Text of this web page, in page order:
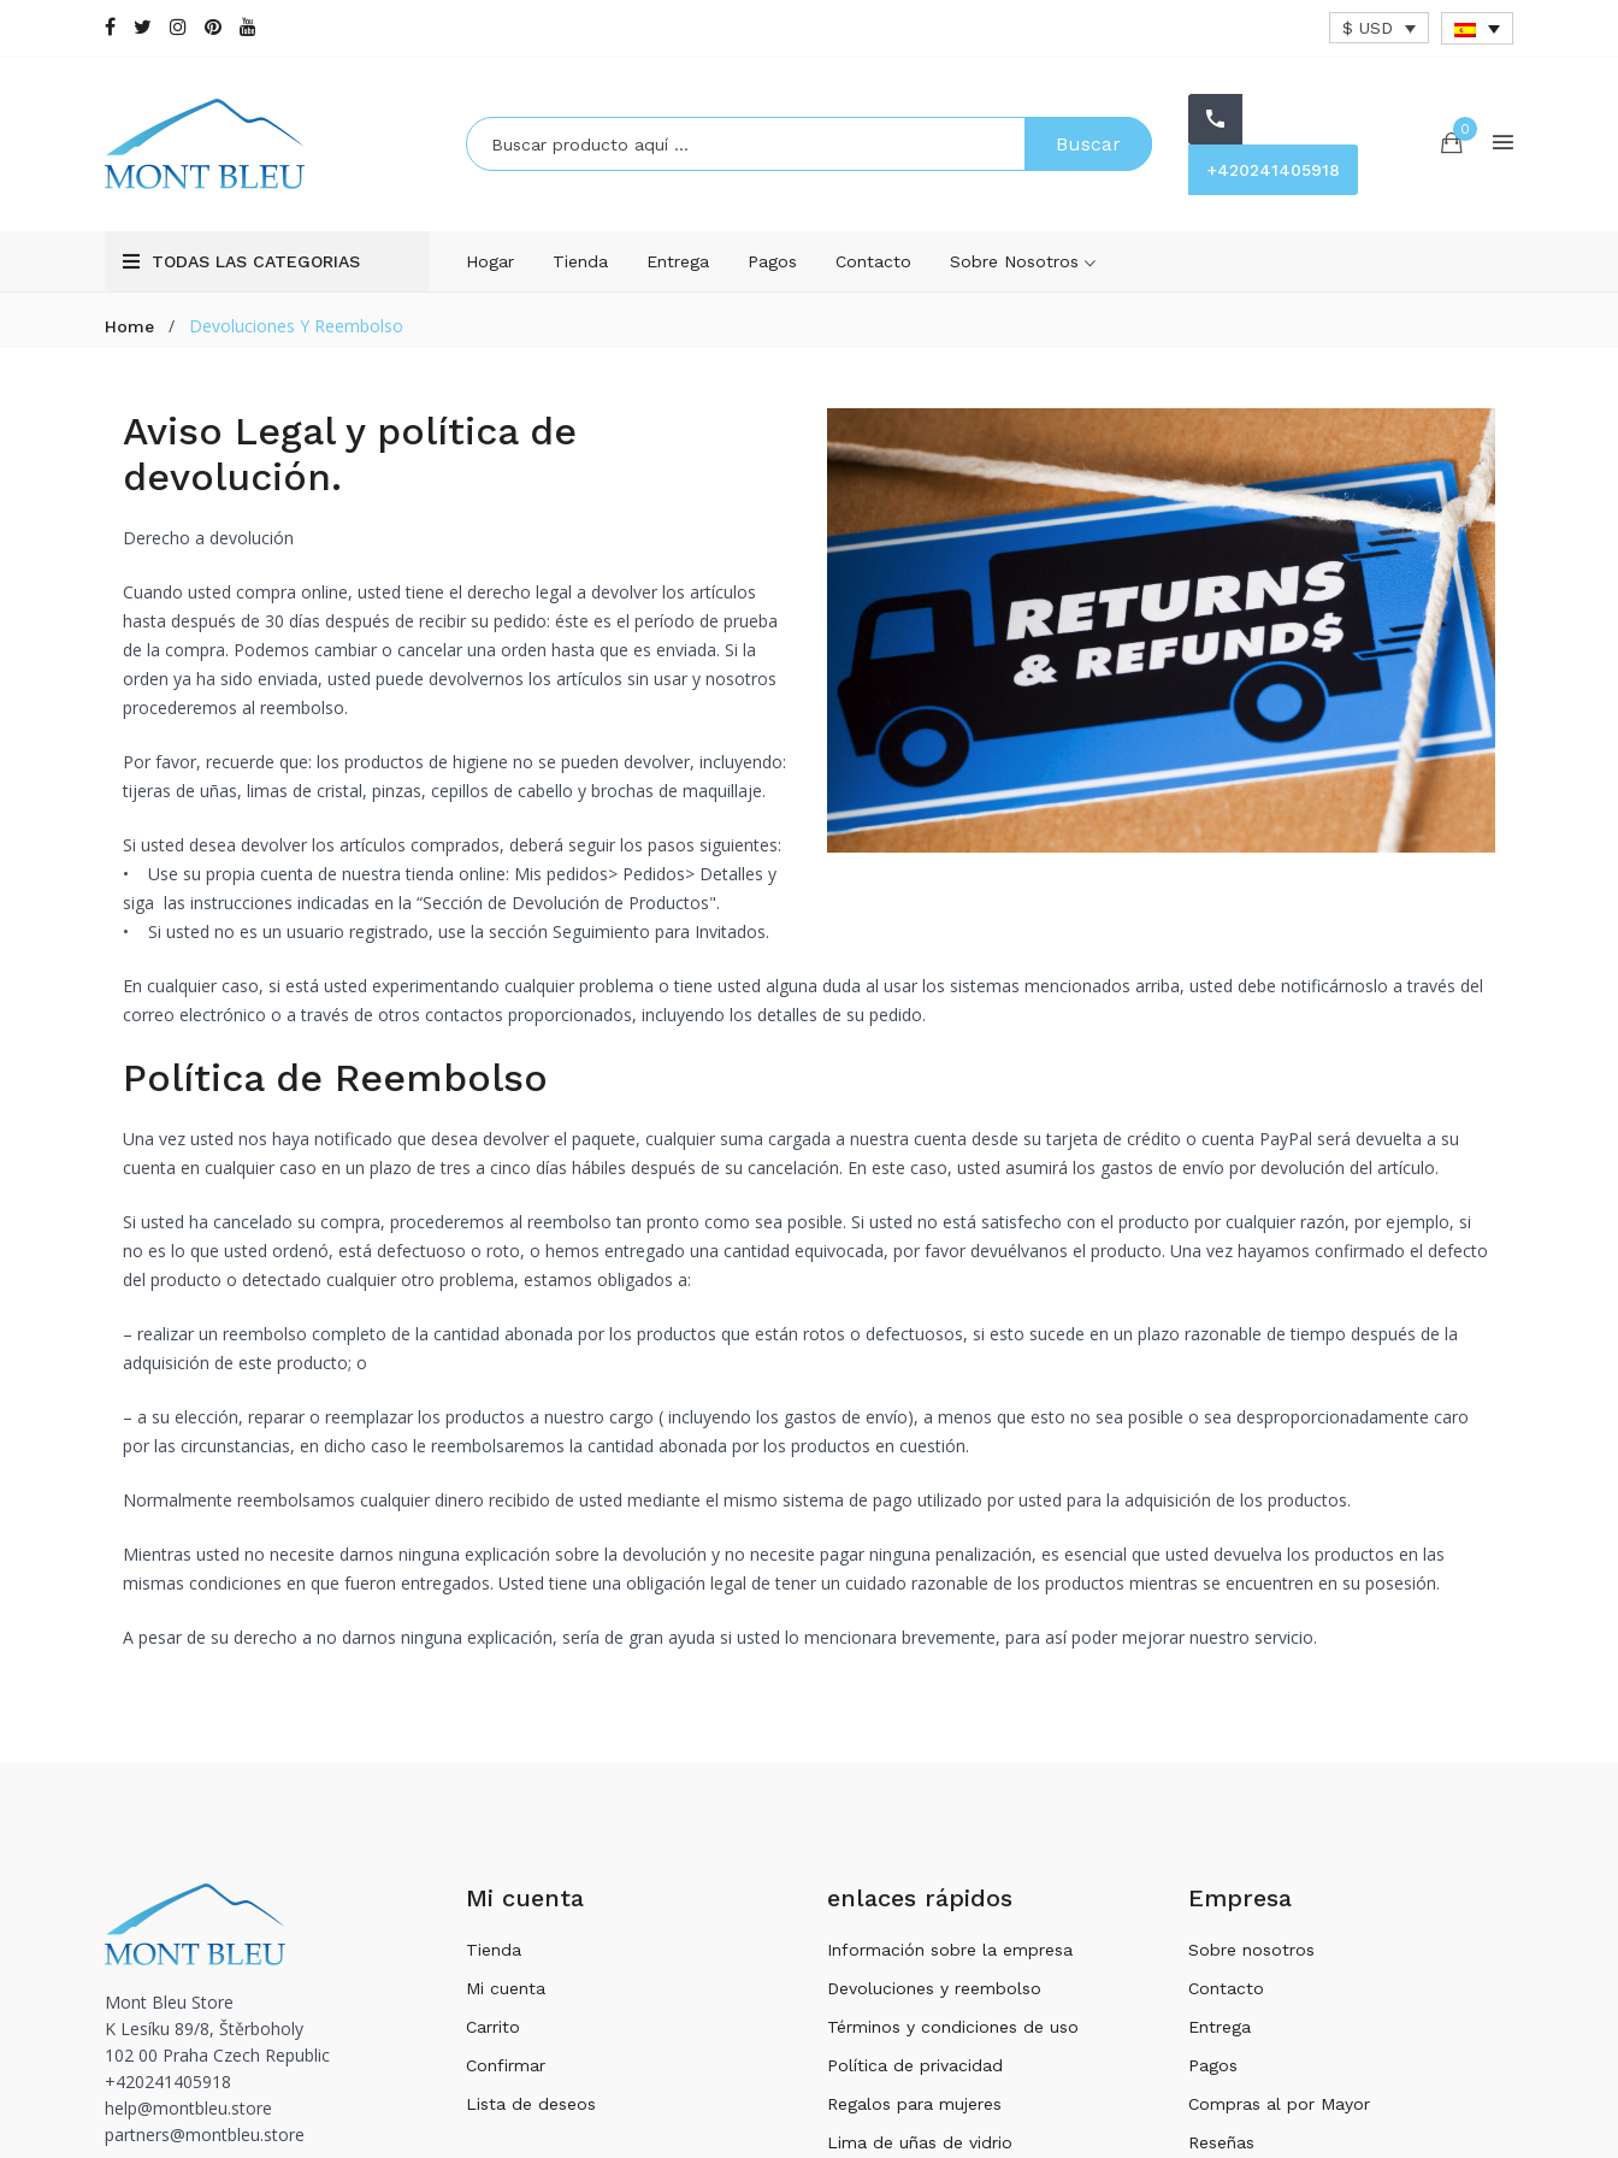
$ USD
Buscar
+420241405918
0
TODAS LAS CATEGORIAS Hogar Tienda Entrega Pagos Contacto Sobre Nosotros
Home / Devoluciones Y Reembolso
Aviso Legal y política de
devolución.
Derecho a devolución
Cuando usted compra online, usted tiene el derecho legal a devolver los artículos
hasta después de 30 días después de recibir su pedido: éste es el período de prueba
de la compra. Podemos cambiar o cancelar una orden hasta que es enviada. Si la
orden ya ha sido enviada, usted puede devolvernos los artículos sin usar y nosotros
procederemos al reembolso.
Por favor, recuerde que: los productos de higiene no se pueden devolver, incluyendo:
tijeras de uñas, limas de cristal, pinzas, cepillos de cabello y brochas de maquillaje.
Si usted desea devolver los artículos comprados, deberá seguir los pasos siguientes:
• Use su propia cuenta de nuestra tienda online: Mis pedidos> Pedidos> Detalles y
siga las instrucciones indicadas en la “Sección de Devolución de Productos".
• Si usted no es un usuario registrado, use la sección Seguimiento para Invitados.
En cualquier caso, si está usted experimentando cualquier problema o tiene usted alguna duda al usar los sistemas mencionados arriba, usted debe notificárnoslo a través del
correo electrónico o a través de otros contactos proporcionados, incluyendo los detalles de su pedido.
Política de Reembolso
Una vez usted nos haya notificado que desea devolver el paquete, cualquier suma cargada a nuestra cuenta desde su tarjeta de crédito o cuenta PayPal será devuelta a su
cuenta en cualquier caso en un plazo de tres a cinco días hábiles después de su cancelación. En este caso, usted asumirá los gastos de envío por devolución del artículo.
Si usted ha cancelado su compra, procederemos al reembolso tan pronto como sea posible. Si usted no está satisfecho con el producto por cualquier razón, por ejemplo, si
no es lo que usted ordenó, está defectuoso o roto, o hemos entregado una cantidad equivocada, por favor devuélvanos el producto. Una vez hayamos confirmado el defecto
del producto o detectado cualquier otro problema, estamos obligados a:
– realizar un reembolso completo de la cantidad abonada por los productos que están rotos o defectuosos, si esto sucede en un plazo razonable de tiempo después de la
adquisición de este producto; o
– a su elección, reparar o reemplazar los productos a nuestro cargo ( incluyendo los gastos de envío), a menos que esto no sea posible o sea desproporcionadamente caro
por las circunstancias, en dicho caso le reembolsaremos la cantidad abonada por los productos en cuestión.
Normalmente reembolsamos cualquier dinero recibido de usted mediante el mismo sistema de pago utilizado por usted para la adquisición de los productos.
Mientras usted no necesite darnos ninguna explicación sobre la devolución y no necesite pagar ninguna penalización, es esencial que usted devuelva los productos en las
mismas condiciones en que fueron entregados. Usted tiene una obligación legal de tener un cuidado razonable de los productos mientras se encuentren en su posesión.
A pesar de su derecho a no darnos ninguna explicación, sería de gran ayuda si usted lo mencionara brevemente, para así poder mejorar nuestro servicio.
Mont Bleu Store
K Lesíku 89/8, Štěrboholy
102 00 Praha Czech Republic
+420241405918
help@montbleu.store
partners@montbleu.store
Mi cuenta
Tienda
Mi cuenta
Carrito
Confirmar
Lista de deseos
enlaces rápidos
Información sobre la empresa
Devoluciones y reembolso
Términos y condiciones de uso
Política de privacidad
Regalos para mujeres
Lima de uñas de vidrio
Empresa
Sobre nosotros
Contacto
Entrega
Pagos
Compras al por Mayor
Reseñas